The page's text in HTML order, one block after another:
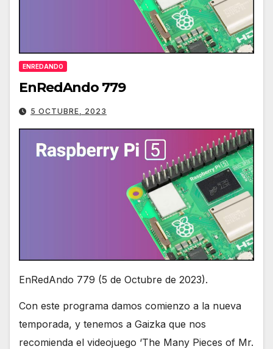
ENREDANDO
EnRedAndo 779
5 OCTUBRE, 2023
EnRedAndo 779 (5 de Octubre de 2023).
Con este programa damos comienzo a la nueva
temporada, y tenemos a Gaizka que nos
recomienda el videojuego ‘The Many Pieces of Mr.